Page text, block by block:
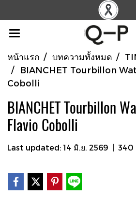
หน้าแรก บทความทั้งหมด
BIANCHET Tourbillon
Cobolli
BIANCHET Tourbillon
Flavio Cobolli
Last updated: 14 มิ.ย. 2569 340